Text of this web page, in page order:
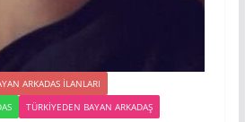
ARKADAS ILANLARI
TÜRKIYEDEN BAYAN ARKADAŞ